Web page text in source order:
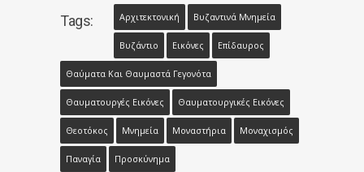
Tags: Αρχιτεκτονική Βυζαντινά Μνημεία
Βυζάντιο Εικόνες Επίδαυρος
Θαύματα Και Θαυμαστά Γεγονότα
Θαυματουργές Εικόνες Θαυματουργικές Εικόνες
Θεοτόκος Μνημεία Μοναστήρια Μοναχισμός
Παναγία Προσκύνημα